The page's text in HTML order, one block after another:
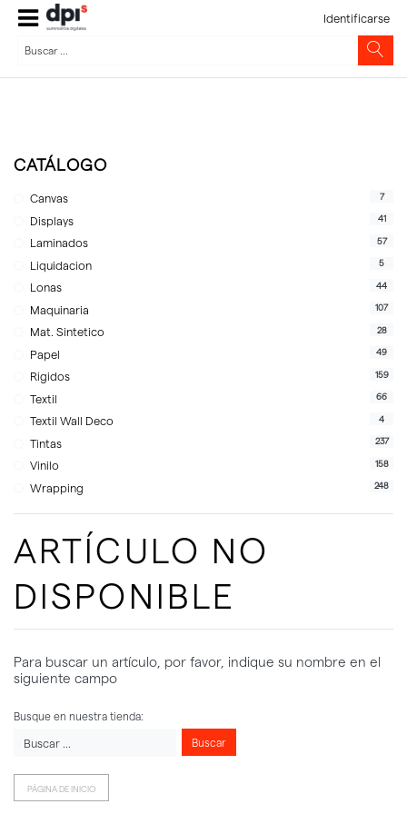
Identificarse
CATÁLOGO
Canvas 7
Displays 41
Laminados 57
Liquidacion 5
Lonas 44
Maquinaria 107
Mat. Sintetico 28
Papel 49
Rigidos 159
Textil 66
Textil Wall Deco 4
Tintas 237
Vinilo 158
Wrapping 248
ARTÍCULO NO
DISPONIBLE
Para buscar un artículo, por favor, indique su nombre en el
siguiente campo
Busque en nuestra tienda:
Buscar
PÁGINA DE INICIO